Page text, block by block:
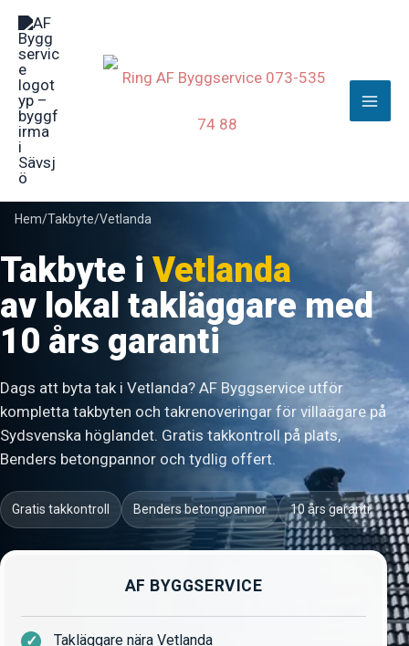
Hoppa
innehåll
Hem/Takbyte/Vetlanda
Takbyte i Vetlanda
av lokal takläggare med
10 års garanti
Dags att byta tak i Vetlanda? AF Byggservice utför
kompletta takbyten och takrenoveringar för villaägare på
Sydsvenska höglandet. Gratis takkontroll på plats,
Benders betongpannor och tydlig offert.
Gratis takkontroll Benders betongpannor 10 års garanti
AF BYGGSERVICE
Takläggare nära Vetlanda